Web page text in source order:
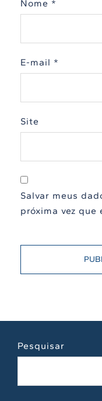
Nome *
E-mail *
Site
Salvar meus
próxima vez que
Pesquisar